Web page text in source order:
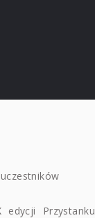
Przystanku